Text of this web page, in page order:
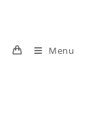
Menu